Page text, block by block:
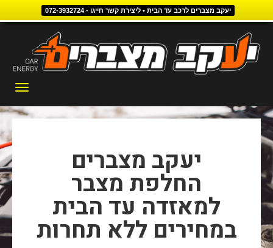
יעקב מצברים לרכב עד הבית • ליצירת קשר חייגו - 072-3932724
יעקב מצברים
החלפת מצבר
למאזדה עד הבית
במחירים ללא תחרות